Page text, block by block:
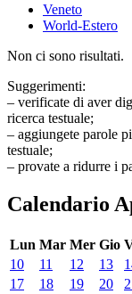
Veneto
World-Estero
Non ci sono risultati.
Suggerimenti:
– verificate di aver
ricerca testuale;
– aggiungete parole
testuale;
– provate a ridurre i
Calendario
Lun Mar Mer Gio
10
11 12 13
17
18 19 20